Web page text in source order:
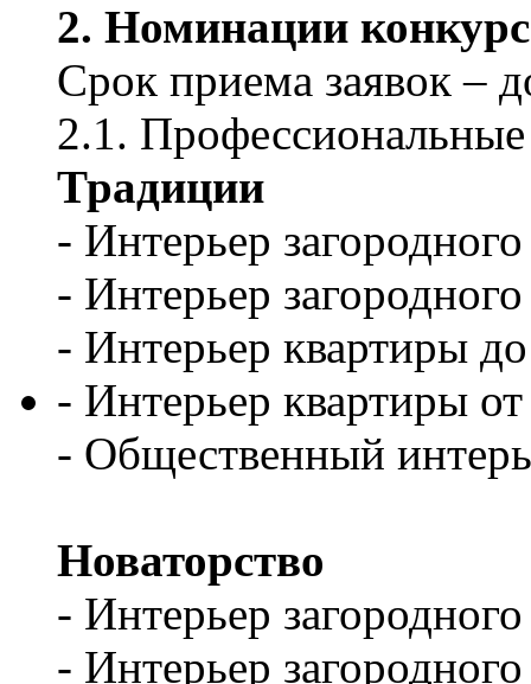
2. Номинации
Срок приема заявок –
2.1.
Традиции
- Интерьер
- Интерьер
- Интерьер квартиры
- Интерьер квартиры
- Общественный
Новаторство
- Интерьер
- Интерьер